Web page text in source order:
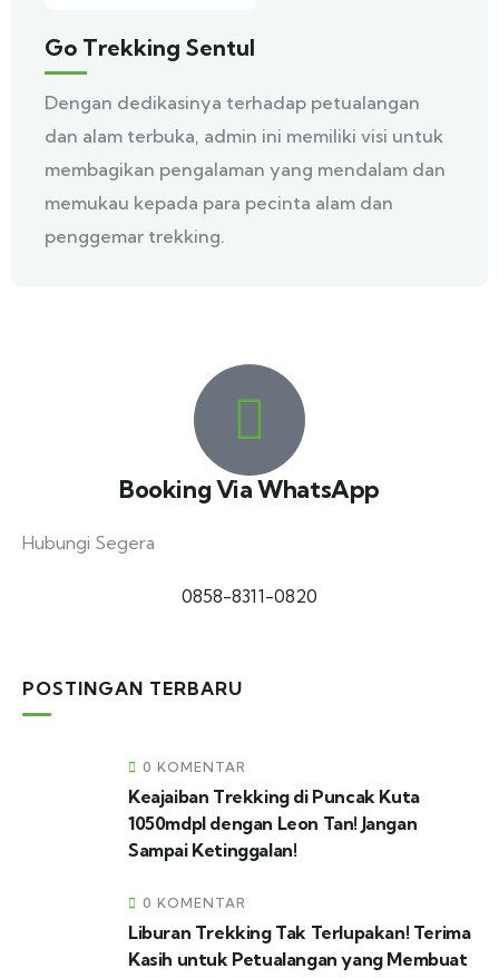
Go Trekking Sentul
Dengan dedikasinya terhadap petualangan
dan alam terbuka, admin ini memiliki visi untuk
membagikan pengalaman yang mendalam dan
memukau kepada para pecinta alam dan
penggemar trekking.
Booking Via WhatsApp
Hubungi Segera
0858-8311-0820
Dapatkan Diskon Spesial untuk
Pelanggan Baru
POSTINGAN TERBARU
0 KOMENTAR
Keajaiban Trekking di Puncak Kuta
1050mdpl dengan Leon Tan! Jangan
Sampai Ketinggalan!
0 KOMENTAR
Liburan Trekking Tak Terlupakan! Terima
Kasih untuk Petualangan yang Membuat